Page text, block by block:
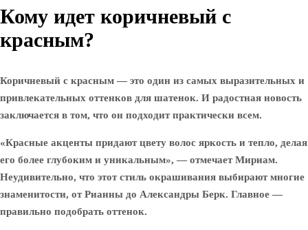
Кому идет коричневый с
красным?
Коричневый с красным — это один из самых выразительных и
привлекательных оттенков для шатенок. И радостная новость
заключается в том, что он подходит практически всем.
«Красные акценты придают цвету волос яркость и тепло, делая
его более глубоким и уникальным», — отмечает Мириам.
Неудивительно, что этот стиль окрашивания выбирают многие
знаменитости, от Рианны до Александры Берк. Главное —
правильно подобрать оттенок.